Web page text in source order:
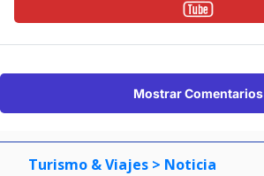
Mostrar Comentarios
Turismo & Viajes > Noticia